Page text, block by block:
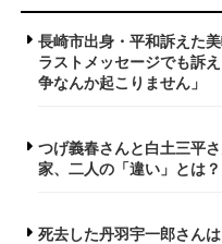
長崎市出身・平和訴えた
ラストメッセージでも訴
争なんか起こりません」
つげ義春さんと白土三平
家、二人の「違い」とは？
死去した丹羽宇一郎さん